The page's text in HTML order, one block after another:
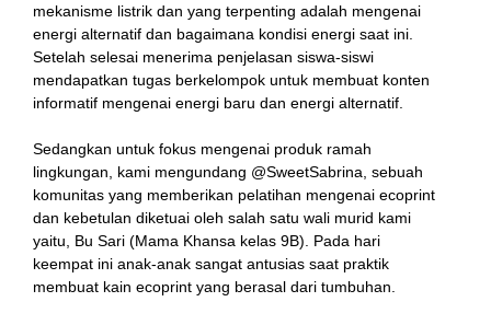
mekanisme listrik dan yang terpenting adalah mengenai
energi alternatif dan bagaimana kondisi energi saat ini.
Setelah selesai menerima penjelasan siswa-siswi
mendapatkan tugas berkelompok untuk membuat konten
informatif mengenai energi baru dan energi alternatif.
Sedangkan untuk fokus mengenai produk ramah
lingkungan, kami mengundang @SweetSabrina, sebuah
komunitas yang memberikan pelatihan mengenai ecoprint
dan kebetulan diketuai oleh salah satu wali murid kami
yaitu, Bu Sari (Mama Khansa kelas 9B). Pada hari
keempat ini anak-anak sangat antusias saat praktik
membuat kain ecoprint yang berasal dari tumbuhan.